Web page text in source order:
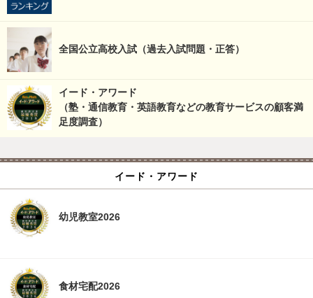
全国公立高校入試（過去入試問題・正答）
イード・アワード
（塾・通信教育・英語教育などの教育サービスの顧客満
足度調査）
イード・アワード
幼児教室2026
食材宅配2026